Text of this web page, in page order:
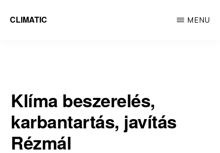
CLIMATIC
MENU
Klíma beszerelés,
karbantartás, javítás
Rézmál